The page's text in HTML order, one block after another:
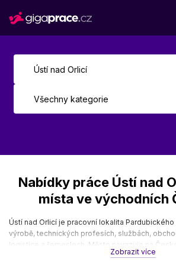
Nabídky práce Ústí nad
místa ve východních
Ústí nad Orlicí je pracovní lokalita
výrobě, technických profesích, službách,
logistice a řemeslech. Město navazuje na
Mýto, Lanškroun, Litomyšl a okolní obce.
Zobrazit více